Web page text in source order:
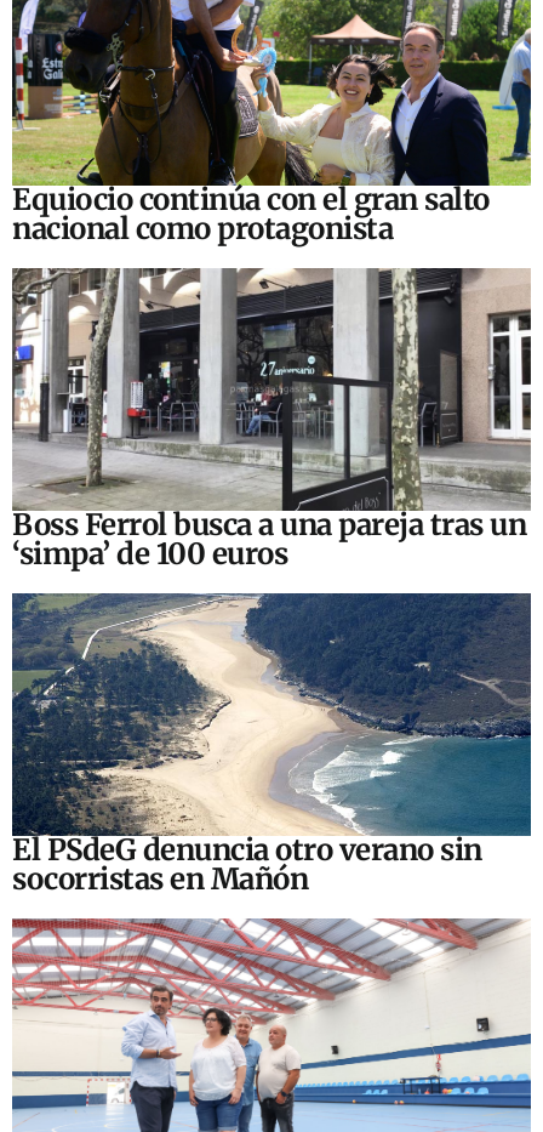
Equiocio continúa con el gran salto
nacional como protagonista
Boss Ferrol busca a una pareja tras un
‘simpa’ de 100 euros
El PSdeG denuncia otro verano sin
socorristas en Mañón